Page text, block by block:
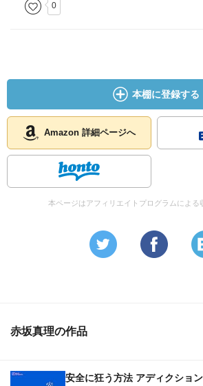
0
本棚に登録する
Amazon 詳細ページへ
本ページはアフィリエイトプログラムによる
赤坂真理の作品
安全に狂う方法 アディクショ